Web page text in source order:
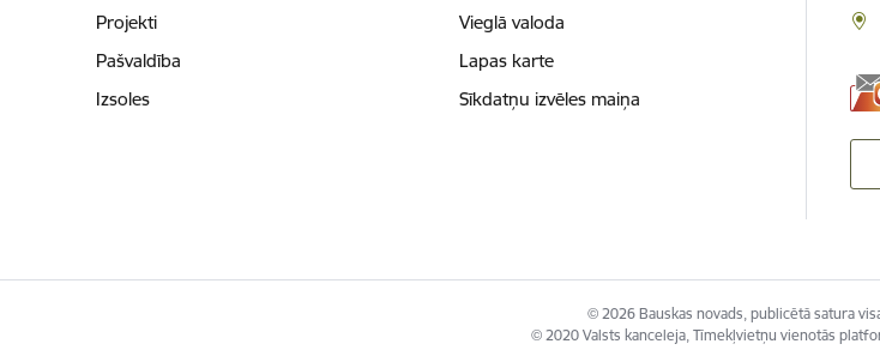
Projekti
Pašvaldība
Izsoles
Vieglā valoda
Lapas karte
Sīkdatņu izvēles maiņa
© 2026 Bauskas novads, publicētā satura
© 2020 Valsts kanceleja, Tīmekļvietņu vienotās